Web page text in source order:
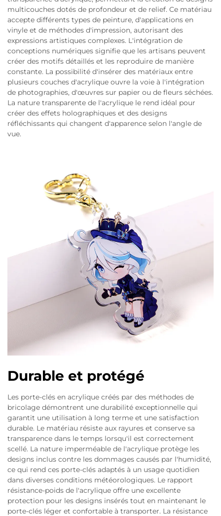
multicouches dotés de profondeur et de relief. Ce matériau
accepte différents types de peinture, d'applications en
vinyle et de méthodes d'impression, autorisant des
expressions artistiques complexes. L'intégration de
conceptions numériques signifie que les artisans peuvent
créer des motifs détaillés et les reproduire de manière
constante. La possibilité d'insérer des matériaux entre
plusieurs couches d'acrylique ouvre la voie à l'intégration
de photographies, d'œuvres sur papier ou de fleurs séchées.
La nature transparente de l'acrylique le rend idéal pour
créer des effets holographiques et des designs
réfléchissants qui changent d'apparence selon l'angle de
vue.
Durable et protégé
Les porte-clés en acrylique créés par des méthodes de
bricolage démontrent une durabilité exceptionnelle qui
garantit une utilisation à long terme et une satisfaction
durable. Le matériau résiste aux rayures et conserve sa
transparence dans le temps lorsqu'il est correctement
scellé. La nature imperméable de l'acrylique protège les
designs inclus contre les dommages causés par l'humidité,
ce qui rend ces porte-clés adaptés à un usage quotidien
dans diverses conditions météorologiques. Le rapport
résistance-poids de l'acrylique offre une excellente
protection pour les designs insérés tout en maintenant le
porte-clés léger et confortable à transporter. La résistance